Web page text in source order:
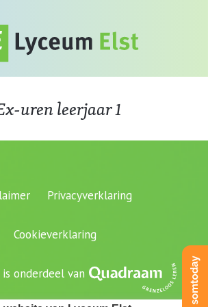
uren leerjaar 1
Privacyverklaring
Cookieverklaring
onderdeel van